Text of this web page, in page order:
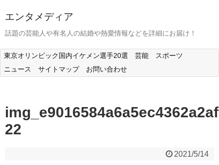
エンタメディア
話題の芸能人や有名人の結婚や熱愛情報などを詳細にお届け！
東京オリンピック国内イケメン選手20選 芸能
スポーツ
ニュース
サイトマップ お問い合わせ
22
2021/5/14